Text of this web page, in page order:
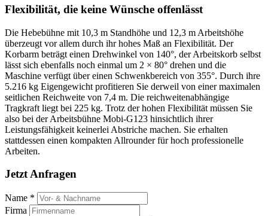
Flexibilität, die keine Wünsche offenlässt
Die Hebebühne mit 10,3 m Standhöhe und 12,3 m Arbeitshöhe
überzeugt vor allem durch ihr hohes Maß an Flexibilität. Der
Korbarm beträgt einen Drehwinkel von 140°, der Arbeitskorb selbst
lässt sich ebenfalls noch einmal um 2 × 80° drehen und die
Maschine verfügt über einen Schwenkbereich von 355°. Durch ihre
5.216 kg Eigengewicht profitieren Sie derweil von einer maximalen
seitlichen Reichweite von 7,4 m. Die reichweitenabhängige
Tragkraft liegt bei 225 kg. Trotz der hohen Flexibilität müssen Sie
also bei der Arbeitsbühne Mobi-G123 hinsichtlich ihrer
Leistungsfähigkeit keinerlei Abstriche machen. Sie erhalten
stattdessen einen kompakten Allrounder für hoch professionelle
Arbeiten.
Jetzt Anfragen
Name *
Firma